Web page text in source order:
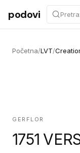
Preskoči na
podovi
Početna/LVT/
GERFLOR
1751